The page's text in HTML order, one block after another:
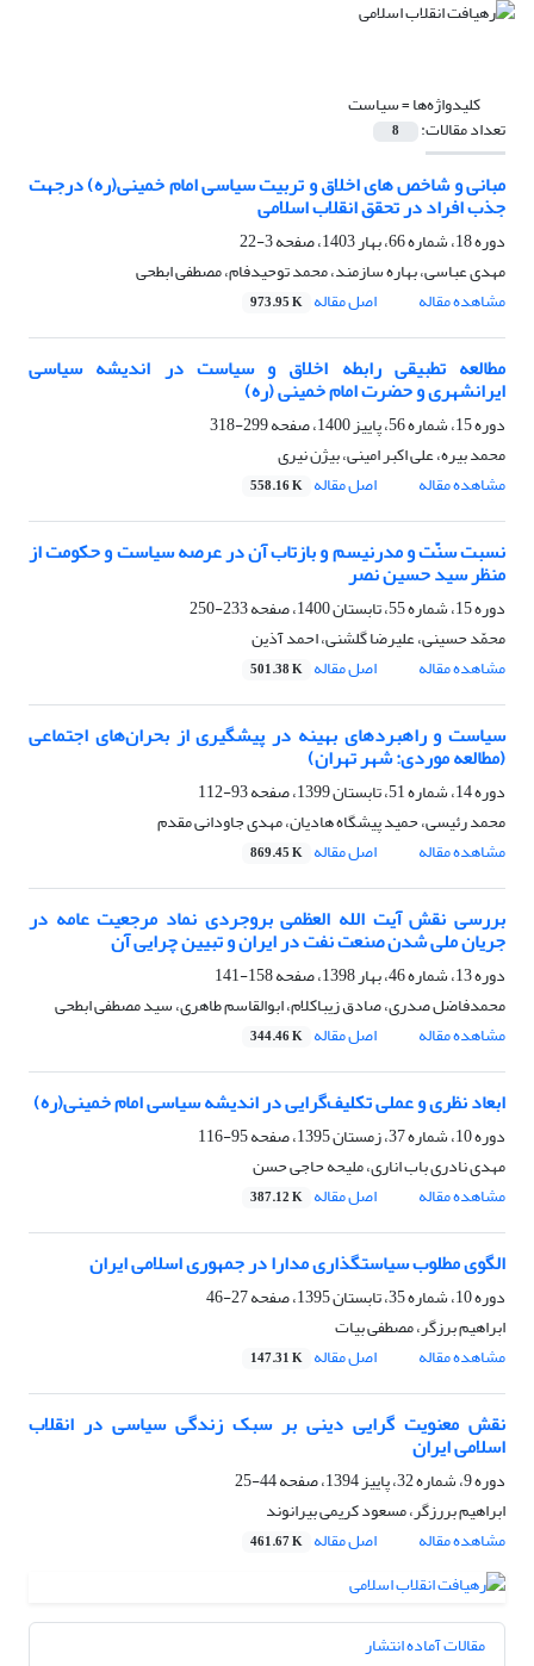
کلیدواژه‌ها =سیاست
تعداد مقالات: 8
مبانی و شاخص های اخلاق و تربیت سیاسی امام خمینی(ره) درجهت
جذب افراد در تحقق انقلاب اسلامی
دوره 18، شماره 66، بهار 1403، صفحه
3-22
مهدی عباسی، بهاره سازمند، محمد توحیدفام، مصطفی ابطحی
مشاهده مقاله
اصل مقاله 973.95 K
مطالعه تطبیقی رابطه اخلاق و سیاست در اندیشه سیاسی
ایرانشهری و حضرت امام خمینی (ره)
دوره 15، شماره 56، پاییز 1400، صفحه
299-318
محمد بیره، علی اکبر امینی، بیژن نیری
مشاهده مقاله
اصل مقاله 558.16 K
نسبت سنّت و مدرنیسم و بازتاب آن در عرصه سیاست و حکومت از
منظر سید حسین نصر
دوره 15، شماره 55، تابستان 1400، صفحه
233-250
محمّد حسینی، علیرضا گلشنی، احمد آذین
مشاهده مقاله
اصل مقاله 501.38 K
سیاست و راهبردهای بهینه در پیشگیری از بحران‌های اجتماعی
(مطالعه موردی: شهر تهران)
دوره 14، شماره 51، تابستان 1399، صفحه
93-112
محمد رئیسی، حمید پیشگاه هادیان، مهدی جاودانی مقدم
مشاهده مقاله
اصل مقاله 869.45 K
بررسی نقش آیت الله العظمی بروجردی نماد مرجعیت عامه در
جریان ملی شدن صنعت نفت در ایران و تبیین چرایی آن
دوره 13، شماره 46، بهار 1398، صفحه
158-141
محمدفاضل صدری، صادق زیباکلام، ابوالقاسم طاهری، سید مصطفی ابطحی
مشاهده مقاله
اصل مقاله 344.46 K
ابعاد نظری و عملی تکلیف‌گرایی در اندیشه سیاسی امام خمینی(ره)
دوره 10، شماره 37، زمستان 1395، صفحه
95-116
مهدی نادری باب اناری، ملیحه حاجی حسن
مشاهده مقاله
اصل مقاله 387.12 K
الگوی مطلوب سیاستگذاری مدارا در جمهوری اسلامی ایران
دوره 10، شماره 35، تابستان 1395، صفحه
27-46
ابراهیم برزگر، مصطفی بیات
مشاهده مقاله
اصل مقاله 147.31 K
نقش معنویت گرایی دینی بر سبک زندگی سیاسی در انقلاب
اسلامی ایران
دوره 9، شماره 32، پاییز 1394، صفحه
44-25
ابراهیم بررزگر، مسعود کریمی بیرانوند
مشاهده مقاله
اصل مقاله 461.67 K
مقالات آماده انتشار